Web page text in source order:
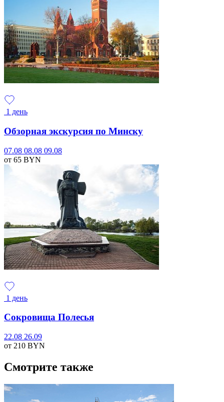
1 день
Обзорная экскурсия по Минску
07.08 08.08 09.08
от 65 BYN
1 день
Сокровища Полесья
22.08 26.09
от 210 BYN
Смотрите также